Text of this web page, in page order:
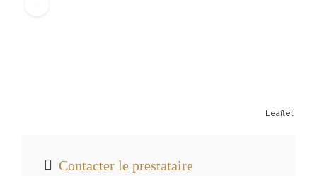
Leaflet
Contacter le prestataire